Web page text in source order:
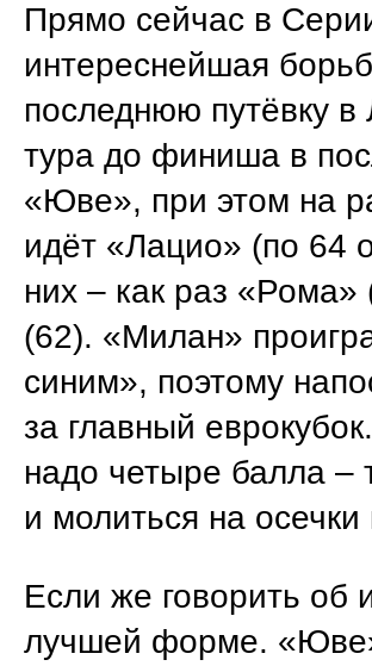
Прямо сейчас в
интереснейшая
последнюю путёвку
тура до финиша в
«Юве», при этом на
идёт «Лацио» (по 64
них – как раз
(62). «Милан»
синим», поэтому
за главный
надо четыре балла –
и молиться на осечки
Если же говорить об
лучшей форме.